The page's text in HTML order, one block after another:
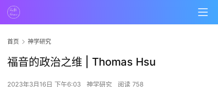
首页 神学研究
福音的政治之维 | Thomas Hsu
2023年3月16日 下午6:03 神学研究 阅读 758